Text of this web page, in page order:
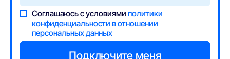
Соглашаюсь с условиямиполитики
конфиденциальности в отношении
персональных данных